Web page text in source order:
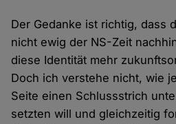
Der Gedanke ist richtig, dass
nicht ewig der NS-Zeit
diese Identität mehr
Doch ich verstehe nicht, wie
Seite einen Schlussstrich
setzten will und gleichzeitig